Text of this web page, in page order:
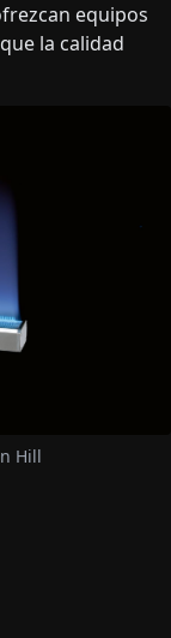
equipos
la calidad
Hill